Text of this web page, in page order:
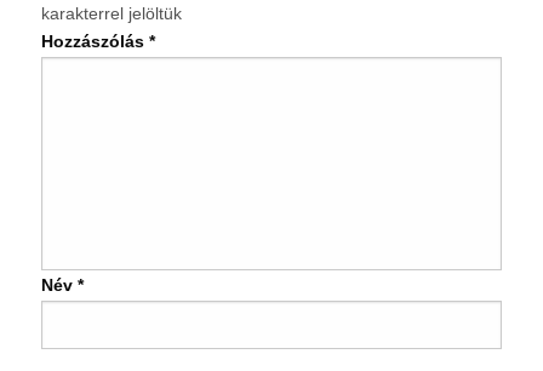
karakterrel jelöltük
Hozzászólás *
Név *